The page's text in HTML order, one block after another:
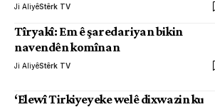
Ji AliyêStêrk TV
Tîryakî: Em ê şaredariyan bikin
navendên komînan
Ji AliyêStêrk TV
‘Elewî Tirkiyeyeke welê dixwazin ku